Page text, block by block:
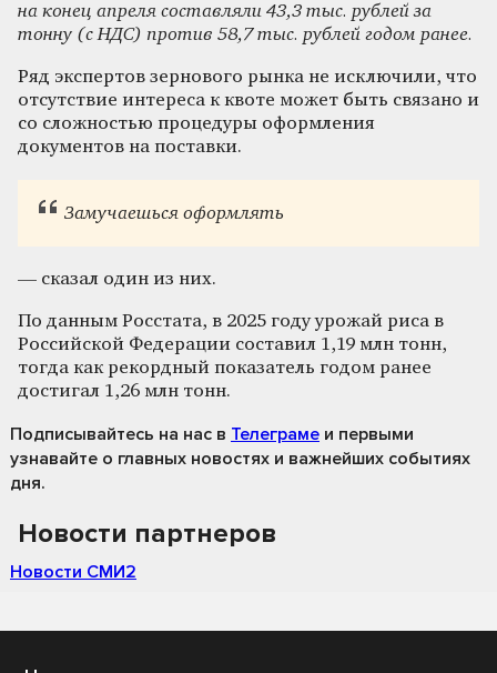
на конец апреля составляли 43,3 тыс. рублей за
тонну (с НДС) против 58,7 тыс. рублей годом ранее.
Ряд экспертов зернового рынка не исключили, что
отсутствие интереса к квоте может быть связано и
со сложностью процедуры оформления
документов на поставки.
Замучаешься оформлять
— сказал один из них.
По данным Росстата, в 2025 году урожай риса в
Российской Федерации составил 1,19 млн тонн,
тогда как рекордный показатель годом ранее
достигал 1,26 млн тонн.
Подписывайтесь на нас в Телеграме и первыми
узнавайте о главных новостях и важнейших событиях
дня.
Новости партнеров
Новости СМИ2